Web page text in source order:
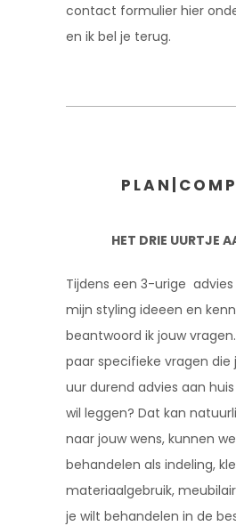
contact formulier hier
en ik bel je terug.
HET DRIE UURTJE
Tijdens een 3-urige advies
mijn styling ideeen en
beantwoord ik jouw
paar specifieke vragen die
uur durend advies aan
wil leggen? Dat kan
naar jouw wens, kunnen
behandelen als indeling,
materiaalgebruik,
je wilt behandelen in de